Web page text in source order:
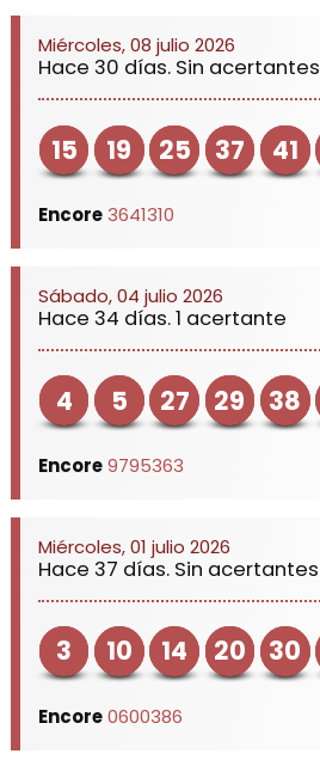
Miércoles, 08 julio 2026
Hace 30 días. Sin acertantes
15 19 25 37 41
Encore 3641310
Sábado, 04 julio 2026
Hace 34 días. 1 acertante
4 5 27 29 38
Encore 9795363
Miércoles, 01 julio 2026
Hace 37 días. Sin acertantes
3 10 14 20 30
Encore 0600386